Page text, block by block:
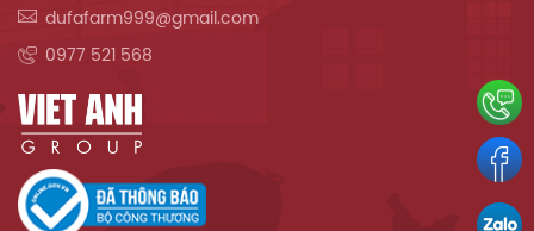
dufafarm999@gmail.com
0977 521 568